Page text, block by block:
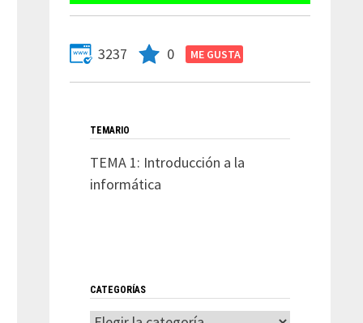
3237 0
TEMARIO
TEMA 1: Introducción a la
informática
CATEGORÍAS